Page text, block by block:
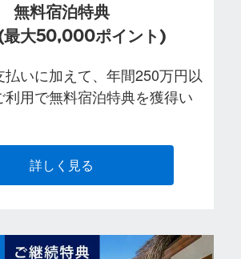
無料宿泊特典
最大50,000ポイント)
いに加えて、年間250万円以
利用で無料宿泊特典を獲得い
詳しく見る